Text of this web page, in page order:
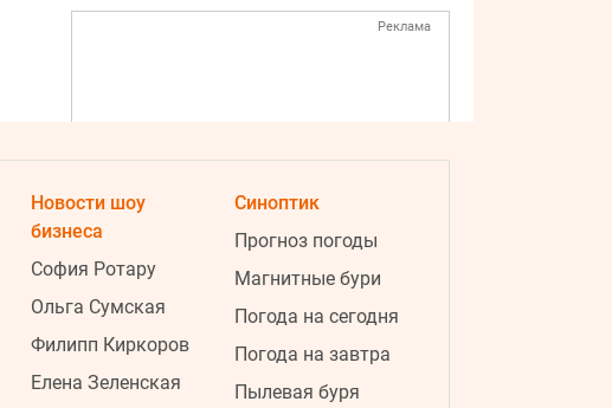
Реклама
ad
Новости шоу
бизнеса
София Ротару
Ольга Сумская
Филипп Киркоров
Елена Зеленская
Синоптик
Прогноз погоды
Магнитные бури
Погода на сегодня
Погода на завтра
Пылевая буря